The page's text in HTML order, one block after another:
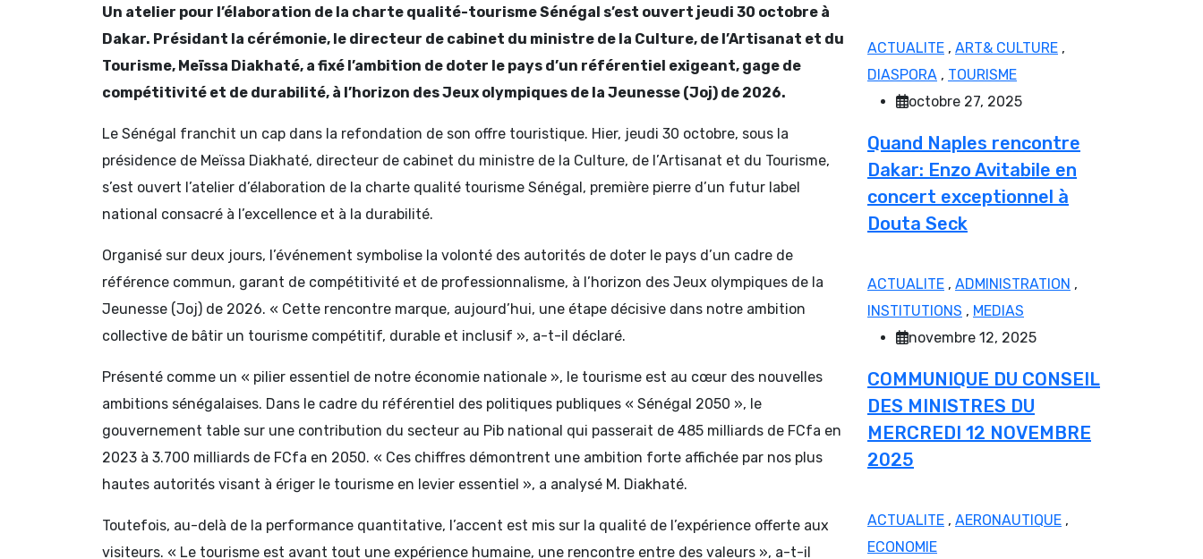
Un atelier pour l’élaboration de la charte qualité-tourisme Sénégal s’est ouvert jeudi 30 octobre à
Dakar. Présidant la cérémonie, le directeur de cabinet du ministre de la Culture, de l’Artisanat et du
Tourisme, Meïssa Diakhaté, a fixé l’ambition de doter le pays d’un référentiel exigeant, gage de
compétitivité et de durabilité, à l’horizon des Jeux olympiques de la Jeunesse (Joj) de 2026.
Le Sénégal franchit un cap dans la refondation de son offre touristique. Hier, jeudi 30 octobre, sous la
présidence de Meïssa Diakhaté, directeur de cabinet du ministre de la Culture, de l’Artisanat et du Tourisme,
s’est ouvert l’atelier d’élaboration de la charte qualité tourisme Sénégal, première pierre d’un futur label
national consacré à l’excellence et à la durabilité.
Organisé sur deux jours, l’événement symbolise la volonté des autorités de doter le pays d’un cadre de
référence commun, garant de compétitivité et de professionnalisme, à l’horizon des Jeux olympiques de la
Jeunesse (Joj) de 2026. « Cette rencontre marque, aujourd’hui, une étape décisive dans notre ambition
collective de bâtir un tourisme compétitif, durable et inclusif », a-t-il déclaré.
Présenté comme un « pilier essentiel de notre économie nationale », le tourisme est au cœur des nouvelles
ambitions sénégalaises. Dans le cadre du référentiel des politiques publiques « Sénégal 2050 », le
gouvernement table sur une contribution du secteur au Pib national qui passerait de 485 milliards de FCfa en
2023 à 3.700 milliards de FCfa en 2050. « Ces chiffres démontrent une ambition forte affichée par nos plus
hautes autorités visant à ériger le tourisme en levier essentiel », a analysé M. Diakhaté.
Toutefois, au-delà de la performance quantitative, l’accent est mis sur la qualité de l’expérience offerte aux
visiteurs. « Le tourisme est avant tout une expérience humaine, une rencontre entre des valeurs », a-t-il
ACTUALITE , ART& CULTURE ,
DIASPORA , TOURISME
octobre 27, 2025
Quand Naples rencontre
Dakar: Enzo Avitabile en
concert exceptionnel à
Douta Seck
ACTUALITE , ADMINISTRATION ,
INSTITUTIONS , MEDIAS
novembre 12, 2025
COMMUNIQUE DU CONSEIL
DES MINISTRES DU
MERCREDI 12 NOVEMBRE
2025
ACTUALITE , AERONAUTIQUE ,
ECONOMIE